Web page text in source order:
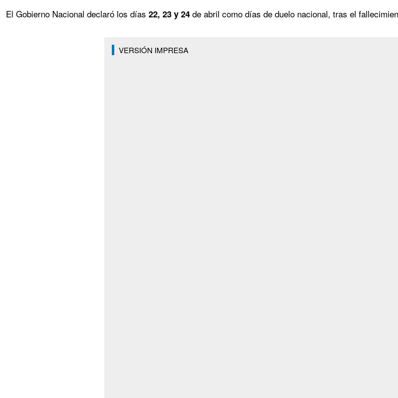
El Gobierno Nacional declaró los días 22, 23 y 24 de abril como días de duelo nacional, tras el
VERSIÓN IMPRESA